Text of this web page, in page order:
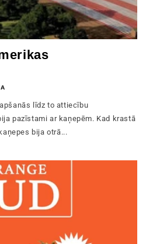
līdz to attiecību
pazīstami ar kaņepēm. Kad krastā
bija otrā...